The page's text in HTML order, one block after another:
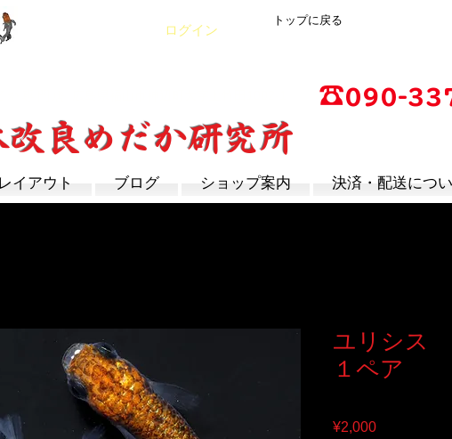
ログイン
トップに戻る
☎090-
改良めだか研究所
イアウト ブログ ショップ案内 決済・配送につ
ユリシス
１ペア
¥2,000Price